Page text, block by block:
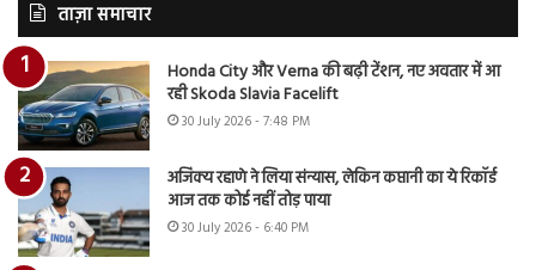
ताज़ा समाचार
Honda City और Verna की बढ़ी टेंशन, नए अवतार में आ
रही Skoda Slavia Facelift
30 July 2026 - 7:48 PM
अजिंक्य रहाणे ने लिया संन्यास, लेकिन कप्तानी का ये रिकॉर्ड
आज तक कोई नहीं तोड़ पाया
30 July 2026 - 6:40 PM